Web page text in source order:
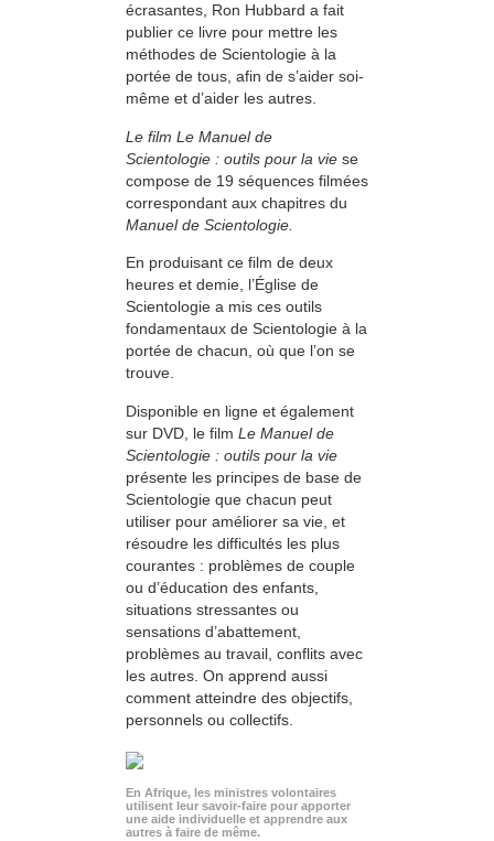
écrasantes, Ron Hubbard a fait
publier ce livre pour mettre les
méthodes de Scientologie à la
portée de tous, afin de s’aider soi-
même et d’aider les autres.
Le film Le Manuel de
Scientologie : outils pour la vie se
compose de 19 séquences filmées
correspondant aux chapitres du
Manuel de Scientologie.
En produisant ce film de deux
heures et demie, l’Église de
Scientologie a mis ces outils
fondamentaux de Scientologie à la
portée de chacun, où que l’on se
trouve.
Disponible en ligne et également
sur DVD, le film Le Manuel de
Scientologie : outils pour la vie
présente les principes de base de
Scientologie que chacun peut
utiliser pour améliorer sa vie, et
résoudre les difficultés les plus
courantes : problèmes de couple
ou d’éducation des enfants,
situations stressantes ou
sensations d’abattement,
problèmes au travail, conflits avec
les autres. On apprend aussi
comment atteindre des objectifs,
personnels ou collectifs.
En Afrique, les ministres volontaires
utilisent leur savoir-faire pour apporter
une aide individuelle et apprendre aux
autres à faire de même.